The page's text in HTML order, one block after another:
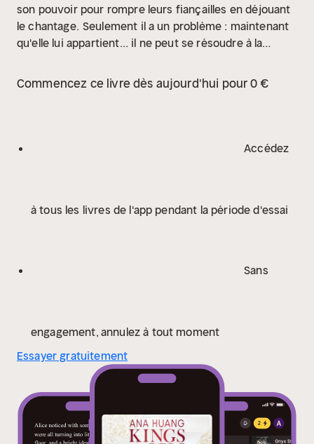
son pouvoir pour rompre leurs fiançailles en déjouant
le chantage. Seulement il a un problème : maintenant
qu'elle lui appartient... il ne peut se résoudre à la
Lau est l'atout de sa famille vers les plus hautes
Épouser un Russo signifie
ce mariage arrangé par devoir malgré le tempérament
arriver. Série Kings of Sin : Depuis des siècles, les sept
imparfaits qu'attirants. La colère, l'orgueil, l'avarice, la
maîtriser ou que nous laissons parfois s'exprimer,
Commencez ce livre dès aujourd'hui pour 0 €
Accédez
à tous les livres de l'app pendant la période d'essai
Sans
engagement, annulez à tout moment
Essayer gratuitement